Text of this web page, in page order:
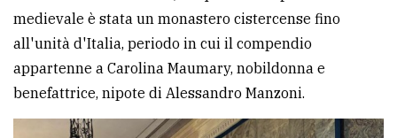
medievale è stata un monastero cistercense fino
all'unità d'Italia, periodo in cui il compendio
appartenne a Carolina Maumary, nobildonna e
benefattrice, nipote di Alessandro Manzoni.